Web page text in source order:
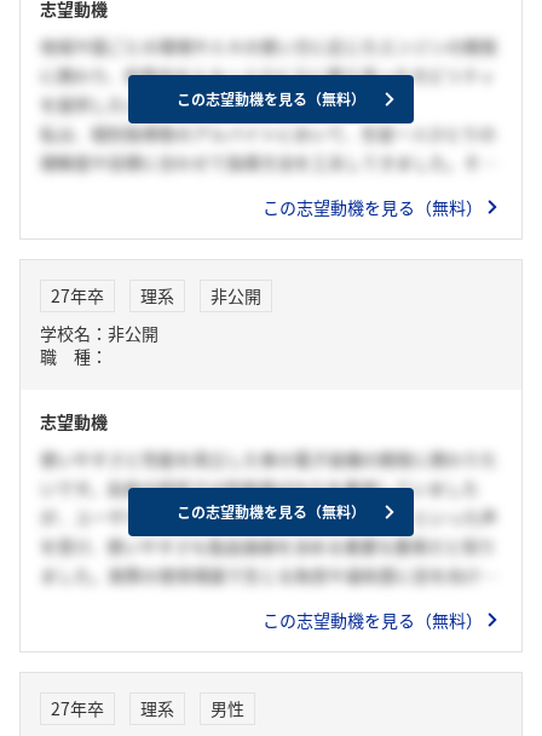
志望動機
地域や国ごとの環境や人々の使い方に応じたエンジンの開発
に携わり、世界中の人々一人ひとりに寄り添ったモビリティ
を提供したいです。
私は、個別指導塾のアルバイトにおいて、生徒一人ひとりの
理解度や目標に合わせて指導方法を工夫してきました。そう
の成長に直結することを実感し、「一人ひとりに寄り添うこ
条件や排気規制といった地域ごとの要件に応じてエンジンが
設計されていることを知り、地域や人々に合ったエンジン開
発を通じて、「一人ひとりに寄り添ったモビリティ」の実現
御社に入社後は、地域ごとの要件を踏まえたエンジンの開発
に携わり、移動を通じて世界中の人々一人ひとりの暮らしに
寄り添えるモビリティ社会の実現に貢献したいと考えていま
す。
この志望動機を見る（無料）
この志望動機を見る（無料）
27年卒 理系
非公開
学校名：非公開
職 種：
志望動機
使いやすさと性能を両立した車の電子装備の開発に携わりた
いです。自身の研究では性能面ばかりを重視していました
が、ユーザテストで「耳が痛い」「音が漏れる」といった声
を受け、使いやすさも製品価値を決める重要な要素だと知り
ました。実際の使用場面で生じる負担や違和感に目を向ける
のインターンでは、社員の方が「お客様体験からモノを考え
た気づきと重なります。性能と使いやすさを同時に満たす設
この志望動機を見る（無料）
この志望動機を見る（無料）
27年卒 理系
男性